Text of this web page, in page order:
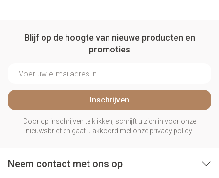
Blijf op de hoogte van nieuwe producten en
promoties
Inschrijven
Door op inschrijven te klikken, schrijft u zich in voor onze
nieuwsbrief en gaat u akkoord met onze privacy policy.
Neem contact met ons op